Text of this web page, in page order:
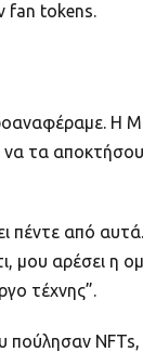
fan tokens.
Η
τα
πέντε από
αρέσει η
τέχνης”.